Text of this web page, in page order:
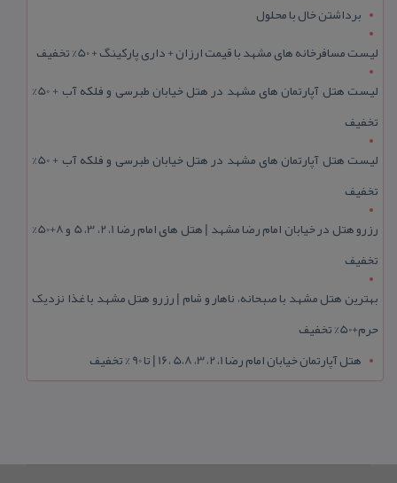
برداشتن خال با محلول
لیست مسافرخانه های مشهد با قیمت ارزان + داری پارکینگ + 50% تخفیف
لیست هتل آپارتمان های مشهد در هتل خیابان طبرسی و فلکه آب + 50%
تخفیف
لیست هتل آپارتمان های مشهد در هتل خیابان طبرسی و فلکه آب + 50%
تخفیف
رزرو هتل در خیابان امام رضا مشهد | هتل‌ های امام رضا 1، 2، 3، 5 و 8+50%
تخفیف
بهترین هتل مشهد با صبحانه، ناهار و شام | رزرو هتل مشهد با غذا نزدیک
حرم+50% تخفیف
هتل آپارتمان خیابان امام رضا 1، 2، 3، 5،8 ،16 | تا 90 % تخفیف